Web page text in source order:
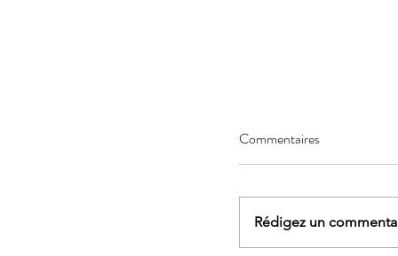
Commentaires
Rédigez un